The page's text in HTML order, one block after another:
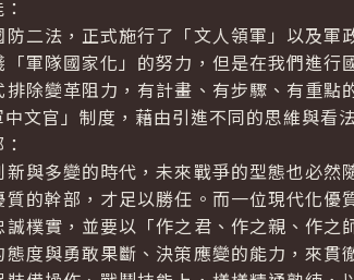
二法，正式施行了「文人領軍」以及軍
「軍隊國家化」的努力，但是在我們進
除變革阻力，有計畫、有步驟、有重點
文官」制度，藉由引進不同的思維與看
與多變的時代，未來戰爭的型態也必然
的幹部，才足以勝任。而一位現代化
樸實，並要以「作之君、作之親、作之
度與勇敢果斷、決策應變的能力，來